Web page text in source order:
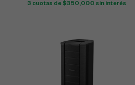
3 cuotas de $350,000 sin interés